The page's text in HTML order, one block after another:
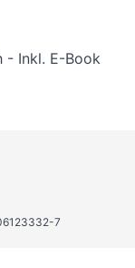
- Inkl. E-Book
7